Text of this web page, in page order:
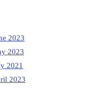
2023
2023
2021
2023